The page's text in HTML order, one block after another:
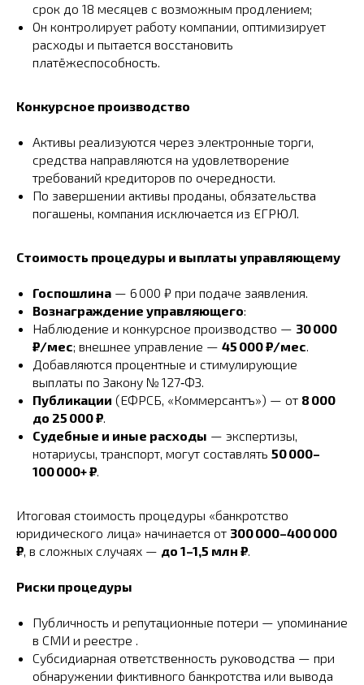
срок до 18 месяцев с возможным продлением;
Он контролирует работу компании, оптимизирует
расходы и пытается восстановить
платёжеспособность.
Конкурсное производство
Активы реализуются через электронные торги,
средства направляются на удовлетворение
требований кредиторов по очередности.
По завершении активы проданы, обязательства
погашены, компания исключается из ЕГРЮЛ.
Стоимость процедуры и выплаты управляющему
Госпошлина — 6 000 ₽ при подаче заявления.
Вознаграждение управляющего:
Наблюдение и конкурсное производство — 30 000
₽/мес; внешнее управление — 45 000 ₽/мес.
Добавляются процентные и стимулирующие
выплаты по Закону № 127‑ФЗ.
Публикации (ЕФРСБ, «Коммерсантъ») — от 8 000
до 25 000 ₽.
Судебные и иные расходы — экспертизы,
нотариусы, транспорт, могут составлять 50 000–
100 000+ ₽.
Итоговая стоимость процедуры «банкротство
юридического лица» начинается от 300 000–400 000
₽, в сложных случаях — до 1–1,5 млн ₽.
Риски процедуры
Публичность и репутационные потери — упоминание
в СМИ и реестре .
Субсидиарная ответственность руководства — при
обнаружении фиктивного банкротства или вывода